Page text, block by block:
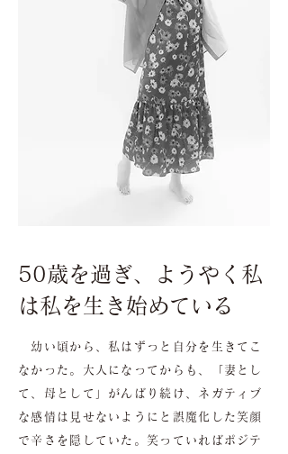
50歳を過ぎ、ようやく私
は私を生き始めている
幼い頃から、私はずっと自分を生きてこ
なかった。大人になってからも、「妻とし
て、母として」がんばり続け、ネガティブ
な感情は見せないようにと誤魔化した笑顔
で辛さを隠していた。笑っていればポジテ